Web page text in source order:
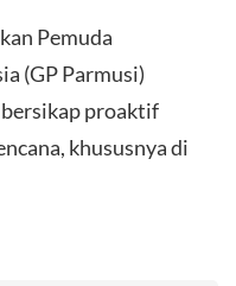
Pemuda
(GP Parmusi)
proaktif
khususnya di